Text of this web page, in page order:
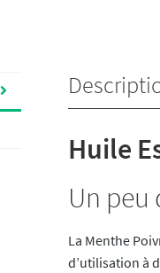
Huile
Un
La Menthe
d’utilisation à